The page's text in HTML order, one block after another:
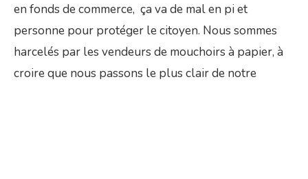
en fonds de commerce, ça va de mal en pi et
personne pour protéger le citoyen. Nous sommes
harcelés par les vendeurs de mouchoirs à papier, à
croire que nous passons le plus clair de notre